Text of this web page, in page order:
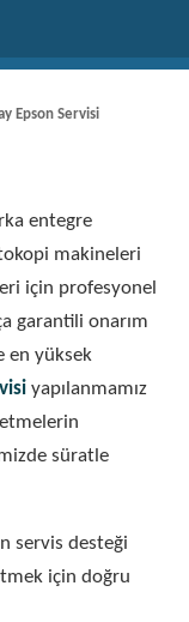
Epson Servisi
entegre
makineleri
için profesyonel
garantili onarım
en yüksek
yapılanmamız
süratle
servis desteği
için doğru